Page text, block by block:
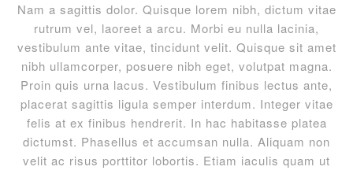
Nam a sagittis dolor. Quisque lorem nibh, dictum vitae
rutrum vel, laoreet a arcu. Morbi eu nulla lacinia,
vestibulum ante vitae, tincidunt velit. Quisque sit amet
nibh ullamcorper, posuere nibh eget, volutpat magna.
Proin quis urna lacus. Vestibulum finibus lectus ante,
placerat sagittis ligula semper interdum. Integer vitae
felis at ex finibus hendrerit. In hac habitasse platea
dictumst. Phasellus et accumsan nulla. Aliquam non
velit ac risus porttitor lobortis. Etiam iaculis quam ut